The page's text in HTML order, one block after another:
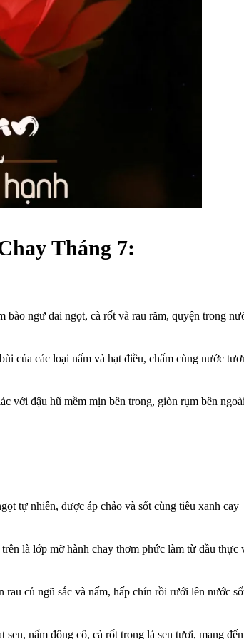
Tháng 7:
bào ngư dai ngọt, cà rốt và rau răm, quyện trong
của các loại nấm và hạt điều, chấm cùng nước
với đậu hũ mềm mịn bên trong, giòn rụm bên
tự nhiên, được áp chảo và sốt cùng tiêu xanh cay
là lớp mỡ hành chay thơm phức làm từ dầu thực
củ ngũ sắc và nấm, hấp chín rồi rưới lên nước
sen, nấm đông cô, cà rốt trong lá sen tươi, mang đến